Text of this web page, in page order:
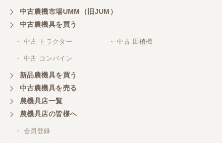
中古農機市場UMM（旧JUM）
中古農機具を買う
・ 中古 トラクター ・ 中古 田植機
・ 中古 コンバイン
新品農機具を買う
中古農機具を売る
農機具店一覧
農機具店の皆様へ
・ 会員登録